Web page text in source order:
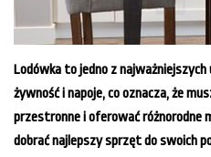
Lodówka to jedno z
żywność i napoje, co oznacza, że
przestronne i oferować różnorodne
dobrać najlepszy sprzęt do swoich